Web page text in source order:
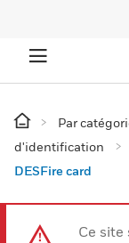
Par
d'identification
DESFire card
Ce